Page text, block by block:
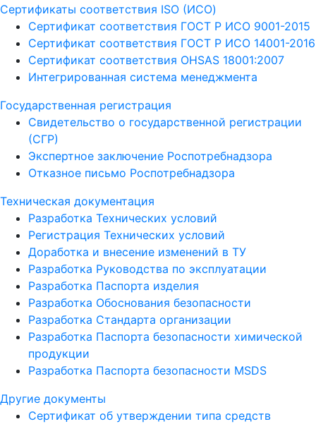
Сертификаты соответствия ISO (ИСО)
Сертификат соответствия ГОСТ Р ИСО 9001-2015
Сертификат соответствия ГОСТ Р ИСО 14001-2016
Сертификат соответствия OHSAS 18001:2007
Интегрированная система менеджмента
Государственная регистрация
Свидетельство о государственной регистрации
(СГР)
Экспертное заключение Роспотребнадзора
Отказное письмо Роспотребнадзора
Техническая документация
Разработка Технических условий
Регистрация Технических условий
Доработка и внесение изменений в ТУ
Разработка Руководства по эксплуатации
Разработка Паспорта изделия
Разработка Обоснования безопасности
Разработка Стандарта организации
Разработка Паспорта безопасности химической
продукции
Разработка Паспорта безопасности MSDS
Другие документы
Сертификат об утверждении типа средств